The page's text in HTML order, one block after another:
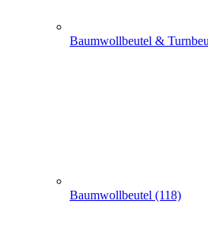
Baumwollbeutel &
Baumwollbeutel (118)